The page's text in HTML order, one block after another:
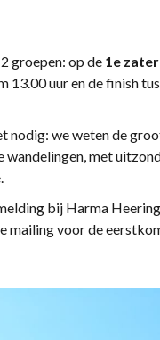
groepen: op de 1e
uur en de finish
nodig: we weten de
met
bij Harma
voor de